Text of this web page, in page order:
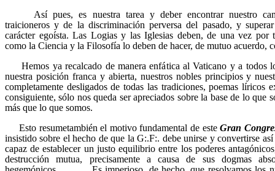
Así pues, es nuestra tarea y deber encontrar nuestro
traicioneros y de la discriminación perversa del pasado, y
carácter egoísta. Las Logias y las Iglesias deben, de una vez por
como la Ciencia y la Filosofía lo deben de hacer, de mutuo acuerdo,
Hemos ya recalcado de manera enfática al Vaticano y a todos
nuestra posición franca y abierta, nuestros nobles principios y
completamente desligados de todas las tradiciones, poemas líricos
consiguiente, sólo nos queda ser apreciados sobre la base de lo que
más que lo que somos.
Esto resumetambién el motivo fundamental de esteGran
insistido sobre el hecho de que la G:.F:. debe unirse y convertirse
capaz de establecer un justo equilibrio entre los poderes
destrucción mutua, precisamente a causa de sus dogmas